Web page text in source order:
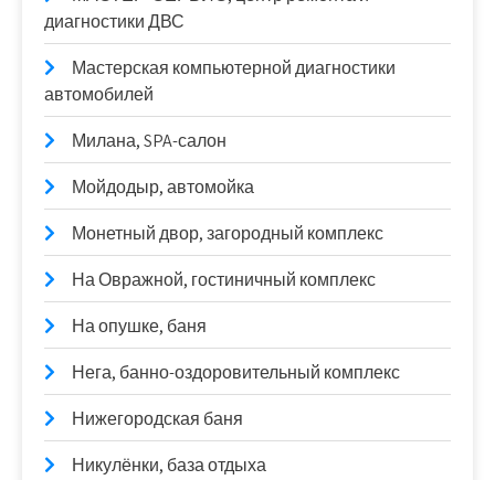
диагностики ДВС
Мастерская компьютерной диагностики
автомобилей
Милана, SPA-салон
Мойдодыр, автомойка
Монетный двор, загородный комплекс
На Овражной, гостиничный комплекс
На опушке, баня
Нега, банно-оздоровительный комплекс
Нижегородская баня
Никулёнки, база отдыха